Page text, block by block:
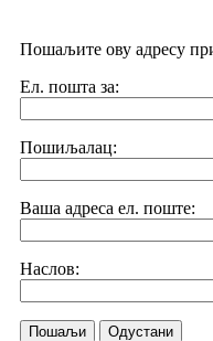
Пошаљите ову адресу
Ел. пошта за:
Пошиљалац:
Ваша адреса ел. поште:
Наслов:
Пошаљи Одустани